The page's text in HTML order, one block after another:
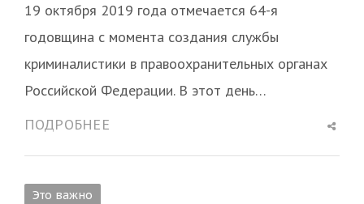
19 октября 2019 года отмечается 64-я
годовщина с момента создания службы
криминалистики в правоохранительных органах
Российской Федерации. В этот день…
ПОДРОБНЕЕ
post
Это важно